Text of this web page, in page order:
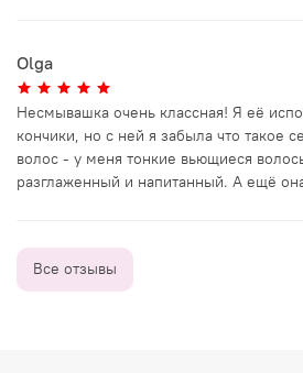
Olga
Несмывашка очень классная! Я её
кончики, но с ней я забыла что такое
волос - у меня тонкие вьющиеся
разглаженный и напитанный. А ещё
Все отзывы